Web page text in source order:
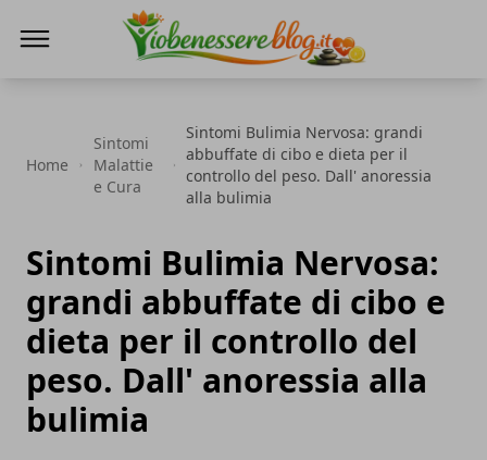
Home
Sintomi
Malattie
e Cura
Sintomi Bulimia Nervosa: grandi
abbuffate di cibo e dieta per il
controllo del peso. Dall' anoressia
alla bulimia
Sintomi Bulimia Nervosa:
grandi abbuffate di cibo e
dieta per il controllo del
peso. Dall' anoressia alla
bulimia